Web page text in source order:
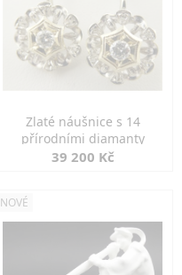
Zlaté náušnice s 14
přírodními diamanty
39 200 Kč
NOVÉ